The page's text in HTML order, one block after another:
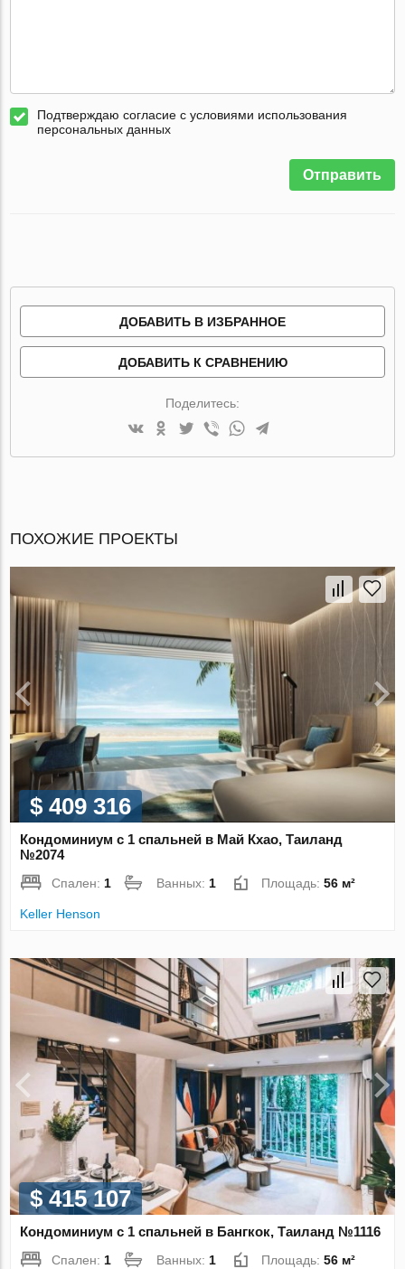
Подтверждаю согласие с условиями использования
персональных данных
Отправить
ДОБАВИТЬ В ИЗБРАННОЕ
ДОБАВИТЬ К СРАВНЕНИЮ
Поделитесь:
ПОХОЖИЕ ПРОЕКТЫ
$ 409 316
Кондоминиум с 1 спальней в Май Кхао, Таиланд
№2074
Спален:1 Ванных:1 Площадь:56 м²
Keller Henson
$ 415 107
Кондоминиум с 1 спальней в Бангкок, Таиланд №1116
Спален: 1 Ванных: 1 Площадь:56 м²